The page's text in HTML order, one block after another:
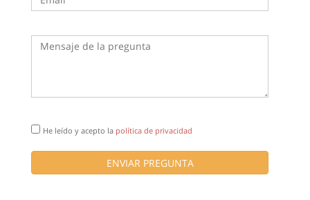
He leído y acepto la política de privacidad
ENVIAR PREGUNTA